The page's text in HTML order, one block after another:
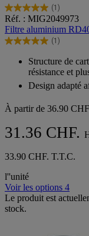
(1)
5.0
sur
5
étoiles.
avis
Réf. : MIG2049973
Filtre aluminium
(1)
5.0
étoiles.
Structure de
résistance et
Design adapté
À partir de 36.90
31.36 CHF.
33.90 CHF. T.T.C.
l''unité
Voir les options 4
Le produit est
stock.